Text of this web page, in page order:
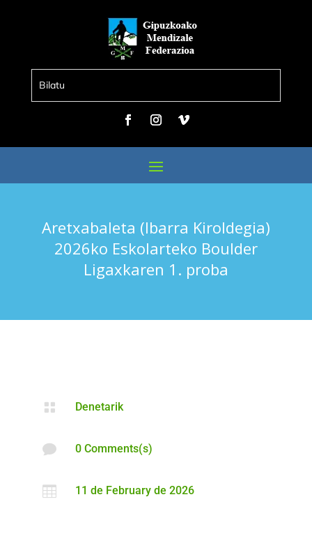
Aretxabaleta (Ibarra Kiroldegia)
2026ko Eskolarteko Boulder
Ligaxkaren 1. proba
 Denetarik
 0 Comments(s)
 11 de February de 2026